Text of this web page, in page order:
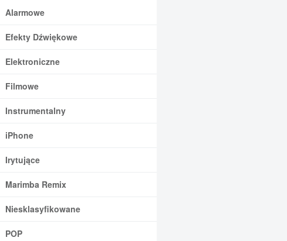
Alarmowe
Efekty Dźwiękowe
Elektroniczne
Filmowe
Instrumentalny
iPhone
Irytujące
Marimba Remix
Niesklasyfikowane
POP